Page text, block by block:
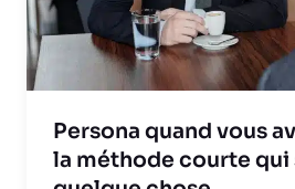
Persona quand vous
la méthode courte qui